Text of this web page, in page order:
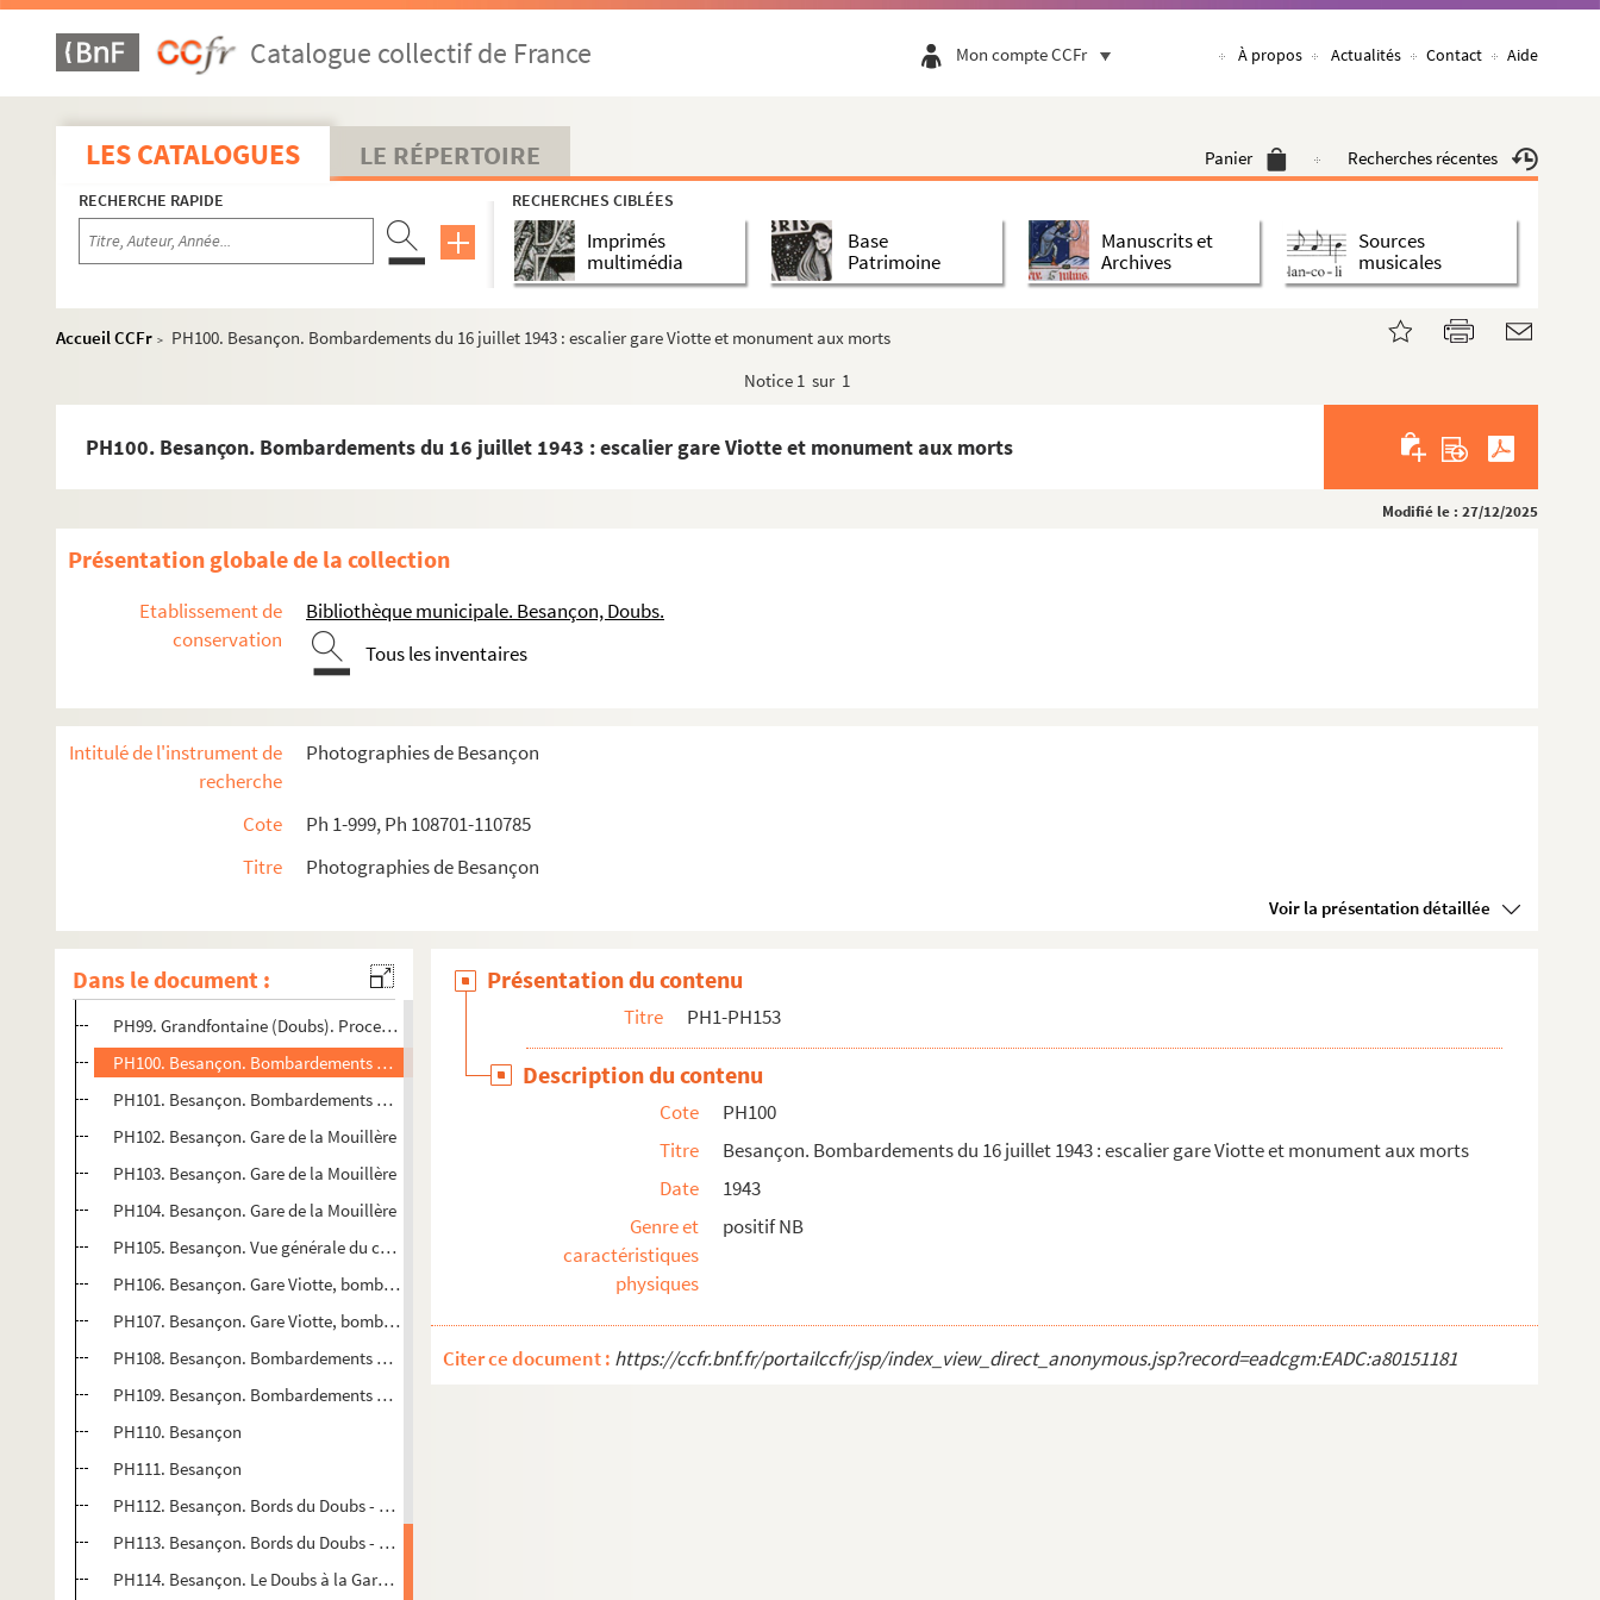
Catalogue collectif de France Mon compte CCFr À propos Actualités Contact Aide
LES CATALOGUES LE RÉPERTOIRE Panier Recherches récentes
RECHERCHE RAPIDE RECHERCHES CIBLÉES
Imprimés
multimédia
Base
Patrimoine
Manuscrits et
Archives
Sources
musicales
Accueil CCFr >
PH100. Besançon. Bombardements du 16 juillet 1943 : escalier gare Viotte et monument aux morts
Notice 1 sur 1
PH100. Besançon. Bombardements du 16 juillet 1943 : escalier gare Viotte et monument aux morts
Modifié le : 27/12/2025
Présentation globale de la collection
Etablissement de
conservation
Bibliothèque municipale. Besançon, Doubs.
Tous les inventaires
Intitulé de l'instrument de
recherche
Photographies de Besançon
Cote
Ph 1-999, Ph 108701-110785
Titre
Photographies de Besançon
Voir la présentation détaillée
Dans le document :
PH72. Besançon. Barques lavandières au pont de Bregille, fort Beauregard et hangars de la gare de la Mouil...
PH73. Besançon. Vue des usines des Prés-de-Vaux et de la Malate
PH74. Besançon. Cavalcade sur le pont Battant
PH75. Besançon. Vue de la gare de la mouillère. En arrière-plan, quartier Saint-Jean et citadelle
PH76. Besançon. Bords du Doubs
PH77. Besançon. Le pont Battant et les quais
PH78. Besançon. Moulin Saint-Paul, pont de Bregille et citadelle vus de la promenade Micaud
PH79. Besançon. Bords du Doubs avec barque lavandière - en arrière-plan, fort de Beauregard
PH83. Besançon. Le Doubs et le chemin de Mazagran
PH86. Besançon. Vue de Bregille
PH88. Besançon. Vue prise depuis les glacis
PH89. Besançon. Vue prise depuis les glacis
PH91. Besançon. La porte Malpas avant sa démolition en 1894 et les rochers de la citadelle
PH92. Besançon. Pont de Bregille, avec barque lavandière
PH94. Besançon. Grand café parisien
PH95. Besançon. Grand café parisien
PH97. Besançon. Tour bastionnée
PH98. Grandfontaine (Doubs). Procession
PH99. Grandfontaine (Doubs). Procession
PH100. Besançon. Bombardements du 16 juillet 1943 : escalier gare Viotte et monument aux morts
PH101. Besançon. Bombardements du 16 juillet 1943 : escalier gare Viotte et monument aux morts
PH102. Besançon. Gare de la Mouillère
PH103. Besançon. Gare de la Mouillère
PH104. Besançon. Gare de la Mouillère
PH105. Besançon. Vue générale du centre ville
PH106. Besançon. Gare Viotte, bombardements du 16 juillet 1943, train
PH107. Besançon. Gare Viotte, bombardements du 16 juillet 1943, train
PH108. Besançon. Bombardements du 16 juillet 1943 : gare Viotte
PH109. Besançon. Bombardements du 16 juillet 1943 : gare Viotte
PH110. Besançon
PH111. Besançon
PH112. Besançon. Bords du Doubs - en arrière-plan, fort de Beauregard
PH113. Besançon. Bords du Doubs - en arrière-plan, fort de Beauregard
PH114. Besançon. Le Doubs à la Gare d'Eau
Présentation du contenu
Titre PH1-PH153
Description du contenu
Cote
PH100
Titre
Besançon. Bombardements du 16 juillet 1943 : escalier gare Viotte et monument aux morts
Date
1943
Genre et
caractéristiques
physiques
positif NB
Citer ce document : https://ccfr.bnf.fr/portailccfr/jsp/index_view_direct_anonymous.jsp?record=eadcgm:EADC:a80151181